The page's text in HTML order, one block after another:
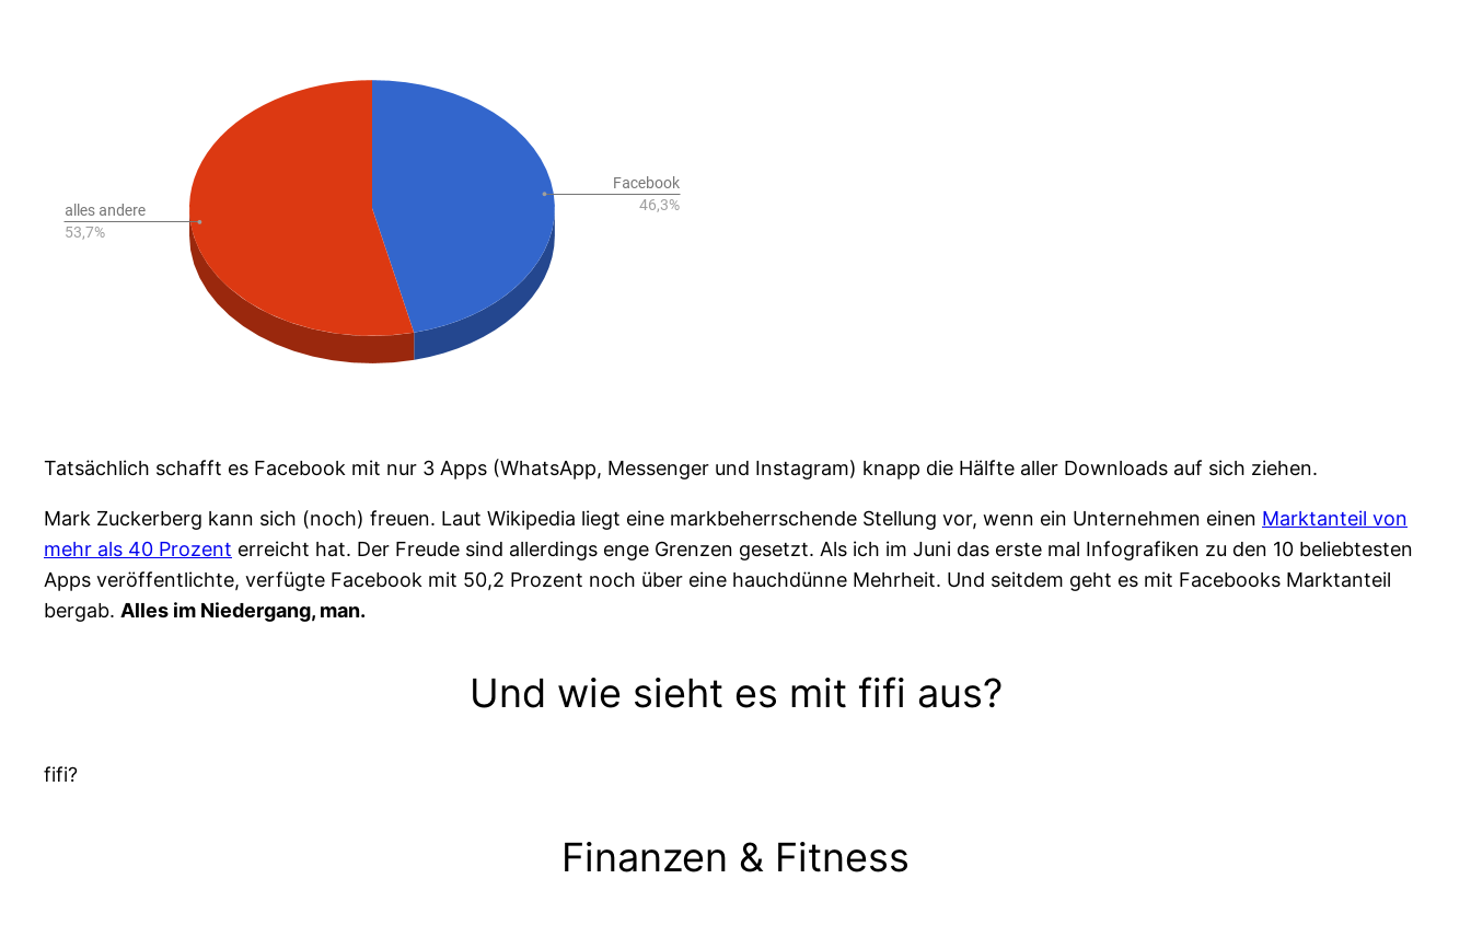
Tatsächlich schafft es Facebook mit nur 3 Apps (WhatsApp, Messenger und Instagram) knapp die Hälfte aller Downloads auf sich ziehen.
Mark Zuckerberg kann sich (noch) freuen. Laut Wikipedia liegt eine markbeherrschende Stellung vor, wenn ein Unternehmen einen Marktanteil von
mehr als 40 Prozent erreicht hat. Der Freude sind allerdings enge Grenzen gesetzt. Als ich im Juni das erste mal Infografiken zu den 10 beliebtesten
Apps veröffentlichte, verfügte Facebook mit 50,2 Prozent noch über eine hauchdünne Mehrheit. Und seitdem geht es mit Facebooks Marktanteil
bergab. Alles im Niedergang, man.
Und wie sieht es mit fifi aus?
fifi?
Finanzen & Fitness